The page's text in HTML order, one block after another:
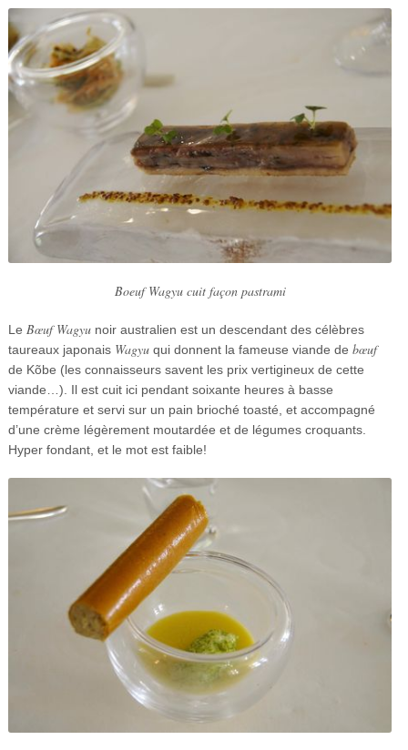
Boeuf Wagyu cuit façon pastrami
Le Bœuf Wagyunoir australien est un descendant des célèbres
taureaux japonais Wagyuqui donnent la fameuse viande de bœuf
de Kõbe (les connaisseurs savent les prix vertigineux de cette
viande…). Il est cuit ici pendant soixante heures à basse
température et servi sur un pain brioché toasté, et accompagné
d’une crème légèrement moutardée et de légumes croquants.
Hyper fondant, et le mot est faible!